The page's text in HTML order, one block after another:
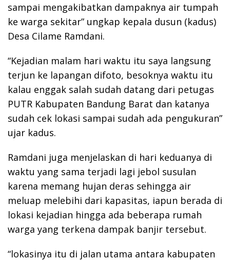
sampai mengakibatkan dampaknya air tumpah
ke warga sekitar” ungkap kepala dusun (kadus)
Desa Cilame Ramdani.
“Kejadian malam hari waktu itu saya langsung
terjun ke lapangan difoto, besoknya waktu itu
kalau enggak salah sudah datang dari petugas
PUTR Kabupaten Bandung Barat dan katanya
sudah cek lokasi sampai sudah ada pengukuran”
ujar kadus.
Ramdani juga menjelaskan di hari keduanya di
waktu yang sama terjadi lagi jebol susulan
karena memang hujan deras sehingga air
meluap melebihi dari kapasitas, iapun berada di
lokasi kejadian hingga ada beberapa rumah
warga yang terkena dampak banjir tersebut.
“lokasinya itu di jalan utama antara kabupaten